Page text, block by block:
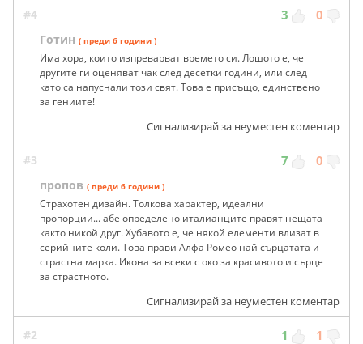
#4 3 0
Готин ( преди 6 години )
Има хора, които изпреварват времето си. Лошото е, че
другите ги оценяват чак след десетки години, или след
като са напуснали този свят. Това е присъщо, единствено
за гениите!
Сигнализирай за неуместен коментар
#3 7 0
пропов ( преди 6 години )
Страхотен дизайн. Толкова характер, идеални
пропорции... абе определено италианците правят нещата
както никой друг. Хубавото е, че някой елементи влизат в
серийните коли. Това прави Алфа Ромео най сърцатата и
страстна марка. Икона за всеки с око за красивото и сърце
за страстното.
Сигнализирай за неуместен коментар
#2 1 1